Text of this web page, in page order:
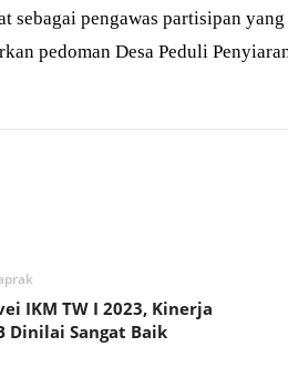
sebagai pengawas partisipan
pedoman Desa Peduli
IKM TW I 2023, Kinerja
Dinilai Sangat Baik